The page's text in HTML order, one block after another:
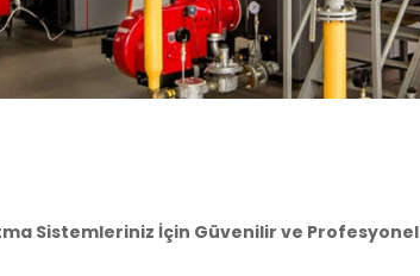
Sistemleriniz İçin Güvenilir ve Profesyonel